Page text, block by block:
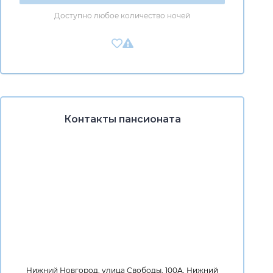
Доступно любое количество ночей
Контакты пансионата
Нижний Новгород, улица Свободы, 100А, Нижний